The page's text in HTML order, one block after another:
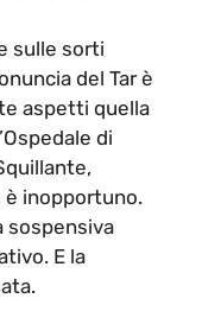
sulle sorti
del Tar è
aspetti quella
di
è inopportuno.
sospensiva
E la